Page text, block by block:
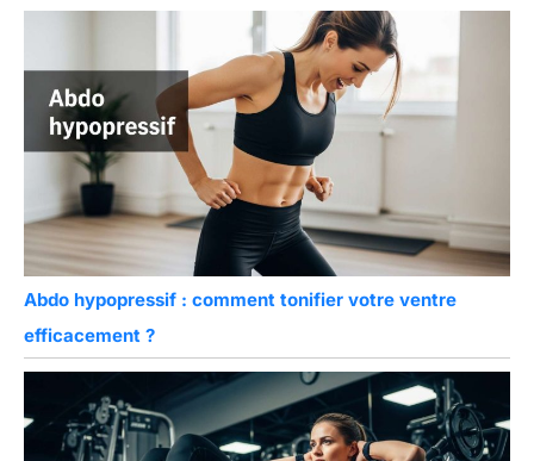
Abdo hypopressif : comment tonifier votre ventre
efficacement ?